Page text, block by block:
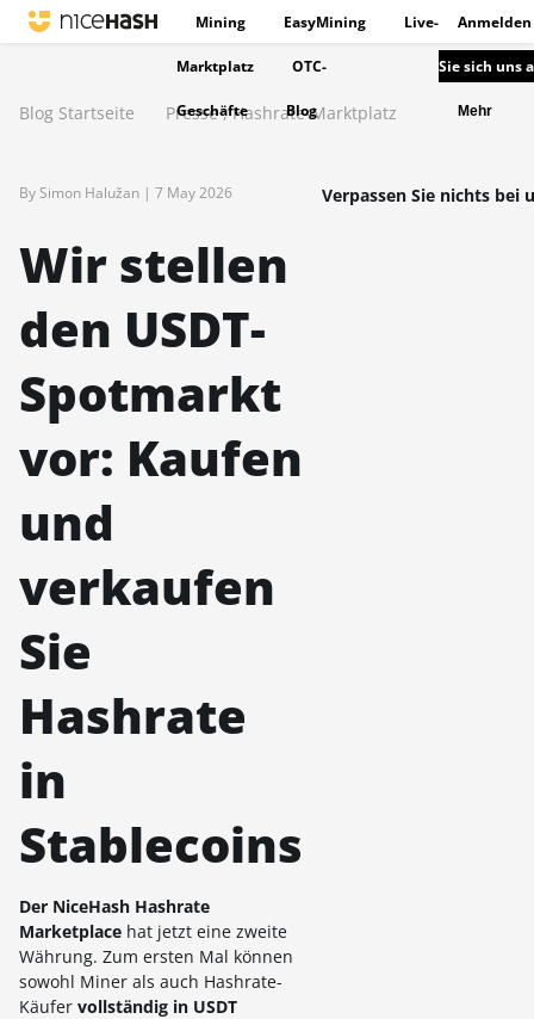
Mining EasyMining Live-
Marktplatz OTC-
Geschäfte Blog
Anmelden
Sie sich uns
Mehr
Blog Startseite Presse , Hashrate-Marktplatz
By Simon Halužan | 7 May 2026
Wir stellen
den USDT-
Spotmarkt
vor: Kaufen
und
verkaufen
Sie
Hashrate
in
Stablecoins
Der NiceHash Hashrate
Marketplace hat jetzt eine zweite
Währung. Zum ersten Mal können
sowohl Miner als auch Hashrate-
Käufer vollständig in USDT
Verpassen Sie nichts bei